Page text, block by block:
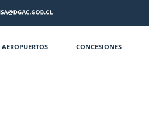
AEROPUERTOS CONCESIONES